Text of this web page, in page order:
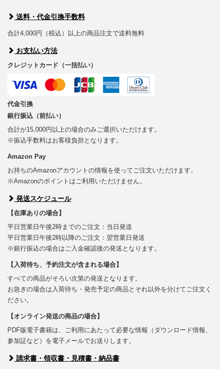
送料・代金引換手数料
合計4,000円（税込）以上の商品注文で送料無料
お支払い方法
クレジットカード（一括払い）
代金引換
銀行振込（前払い）
合計が15,000円以上の場合のみご選択いただけます。
※振込手数料はお客様負担となります。
Amazon Pay
お持ちのAmazonアカウントの情報を使ってご注文いただけます。
※Amazonのポイントはご利用いただけません。
発送スケジュール
【在庫ありの場合】
平日営業日午後2時までのご注文：当日発送
平日営業日午後2時以降のご注文：翌営業日発送
※銀行振込の場合はご入金確認後の発送となります。
【入荷待ち、予約注文が含まれる場合】
すべての商品がそろい次第の発送となります。
お急ぎの場合は入荷待ち・発売予定の商品とそれ以外を分けてご注文く
ださい。
【オンライン発送の商品の場合】
PDF版電子書籍は、ご利用にあたって必要な情報（ダウンロード情報、
参加証など）を電子メールでお送りします。
請求書・領収書・見積書・納品書